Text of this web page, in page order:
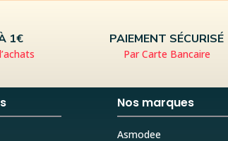
1€ PAIEMENT SÉCURISÉ
Par Carte Bancaire
Nos marques
Asmodee